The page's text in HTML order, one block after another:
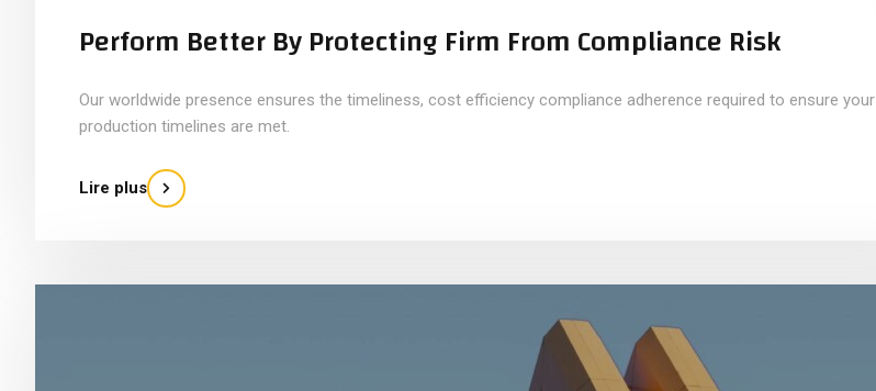
Perform Better By Protecting Firm From Compliance Risk
Our worldwide presence ensures the timeliness, cost efficiency compliance adherence required to ensure your
production timelines are met.
Lire plus